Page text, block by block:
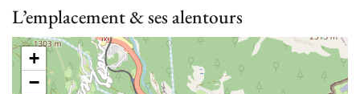
L’emplacement & ses alentours
+
−